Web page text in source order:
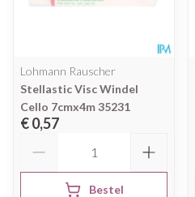
Lohmann Rauscher
Stellastic Visc Windel
Cello 7cmx4m 35231
€ 0,57
Bestel